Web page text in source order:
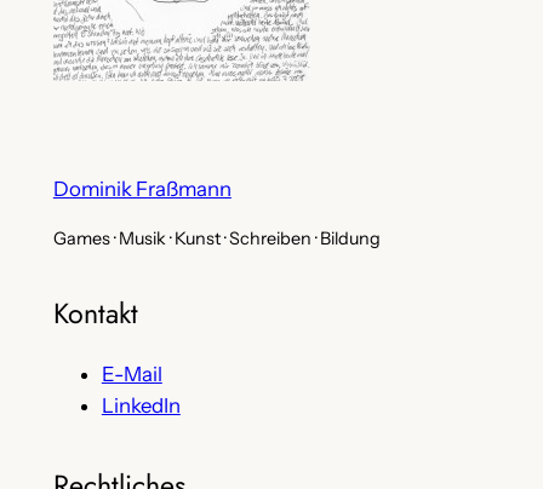
Dominik Fraßmann
Games · Musik · Kunst · Schreiben · Bildung
Kontakt
E-Mail
LinkedIn